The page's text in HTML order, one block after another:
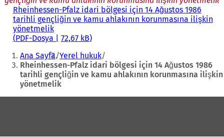
Rheinhessen-Pfalz idari bölgesi için 14 Ağustos 1986
tarihli gençliğin ve kamu ahlakının korunmasına ilişkin
yönetmelik
PDF-Dosya 72,67 kB
Buradasınız:
Ana Sayfa Yerel hukuk
Rheinhessen-Pfalz idari bölgesi için 14 Ağustos 1986
tarihli gençliğin ve kamu ahlakının korunmasına ilişkin
yönetmelik